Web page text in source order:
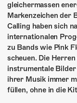
gleichermassen
Markenzeichen der
Calling haben sich
internationalen
zu Bands wie Pink
scheuen. Die
instrumentale
ihrer Musik immer
füllen, ohne in die